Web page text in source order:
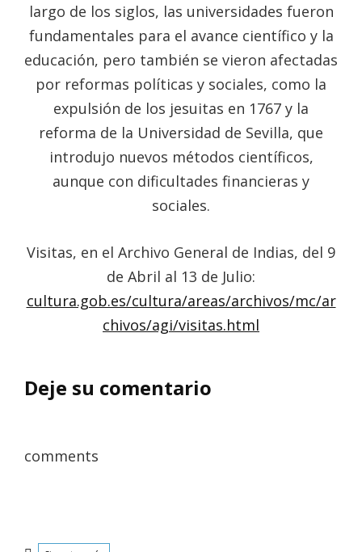
largo de los siglos, las universidades fueron
fundamentales para el avance científico y la
educación, pero también se vieron afectadas
por reformas políticas y sociales, como la
expulsión de los jesuitas en 1767 y la
reforma de la Universidad de Sevilla, que
introdujo nuevos métodos científicos,
aunque con dificultades financieras y
sociales.
Visitas, en el Archivo General de Indias, del 9
de Abril al 13 de Julio:
cultura.gob.es/cultura/areas/archivos/mc/ar
chivos/agi/visitas.html
Deje su comentario
comments
Categorías